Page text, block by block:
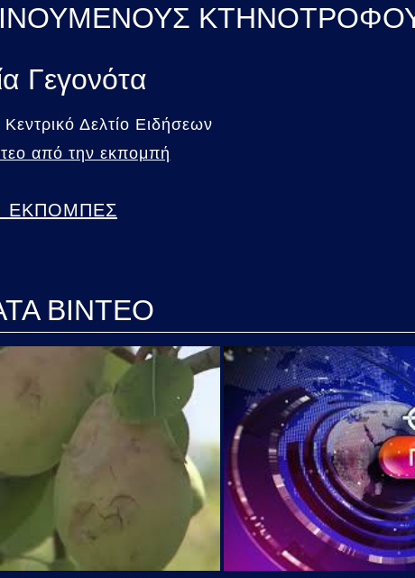
Γεγονότα
Δελτίο Ειδήσεων
από την εκπομπή
ΕΚΠΟΜΠΕΣ
ΒΙΝΤΕΟ